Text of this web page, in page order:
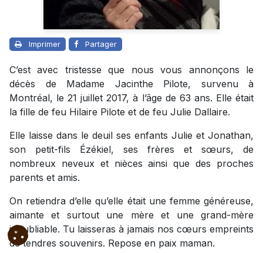
Imprimer Partager
C’est avec tristesse que nous vous annonçons le
décès de Madame Jacinthe Pilote, survenu à
Montréal, le 21 juillet 2017, à l’âge de 63 ans. Elle était
la fille de feu Hilaire Pilote et de feu Julie Dallaire.
Elle laisse dans le deuil ses enfants Julie et Jonathan,
son petit-fils Ézékiel, ses frères et sœurs, de
nombreux neveux et nièces ainsi que des proches
parents et amis.
On retiendra d’elle qu’elle était une femme généreuse,
aimante et surtout une mère et une grand-mère
inoubliable. Tu laisseras à jamais nos cœurs empreints
de tendres souvenirs. Repose en paix maman.